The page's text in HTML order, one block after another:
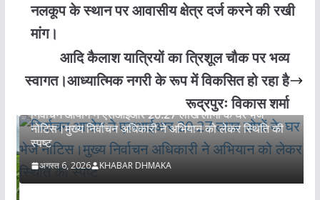
नलकूप के स्थान पर आवासीय क्षेत्र दर्ज करने की रखी
मांग।
आदि कैलाश यात्रियों का त्रिशूल चौक पर भव्य
स्वागत।आध्यात्मिक नगरी के रूप में विकसित हो रहा है
रूद्रपुरः विकास शर्मा
निर्वाचन आयोग ने एसआईआर 20.27 लाख लोगों के घर भेजै
नोटिस।मुख्य निर्वाचन अधिकारी ने अभियान को लेकर स्थिति की
स्पष्ट
अगस्त 6, 2026 KHABAR DHMAKA